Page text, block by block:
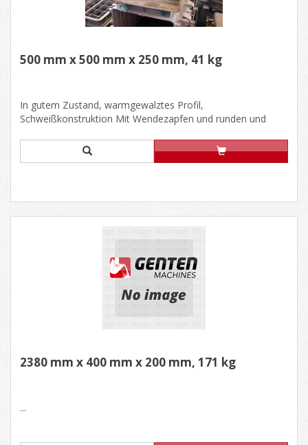
500 mm x 500 mm x 250 mm, 41 kg
In gutem Zustand, warmgewalztes Profil,
Schweißkonstruktion Mit Wendezapfen und runden und
2380 mm x 400 mm x 200 mm, 171 kg
...